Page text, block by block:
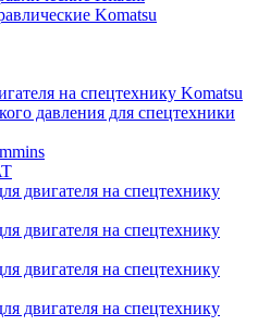
Komatsu
на спецтехнику Komatsu
давления для спецтехники
двигателя на спецтехнику
двигателя на спецтехнику
двигателя на спецтехнику
двигателя на спецтехнику